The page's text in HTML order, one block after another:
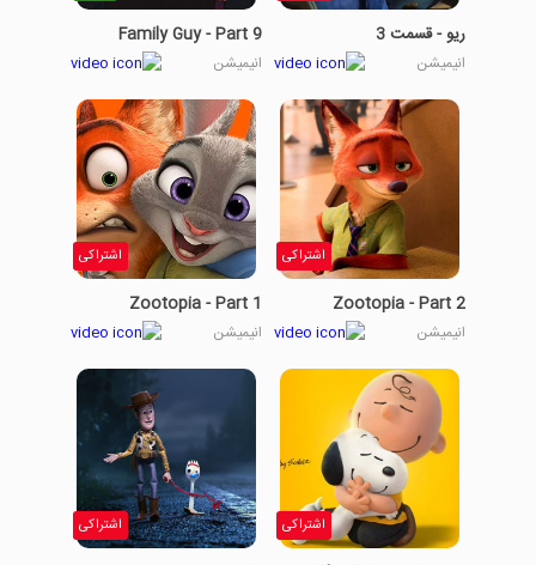
ریو - قسمت 3
انیمیشن
Family Guy - Part 9
انیمیشن
اشتراکی
Zootopia - Part 2
انیمیشن
اشتراکی
Zootopia - Part 1
انیمیشن
اشتراکی اشتراکی